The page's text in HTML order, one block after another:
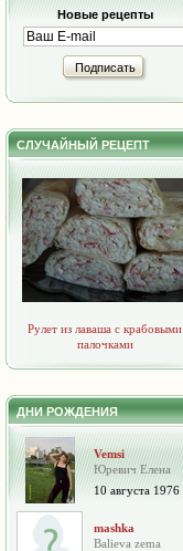
Новые рецепты
Подписать
СЛУЧАЙНЫЙ РЕЦЕПТ
Рулет из лаваша с крабовыми
палочками
ДНИ РОЖДЕНИЯ
Vemsi
Юревич Елена
10 августа 1976
mashka
Balieva zema